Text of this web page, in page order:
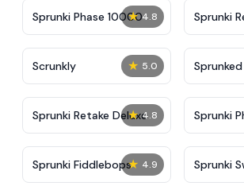
★ 4.8
Sprunki Phase 10000
Sprunki
Update
★ 5.0
Scrunkly
★ 4.8
Sprunki Retake Deluxe Sprunki
★ 4.9
Sprunki Fiddlebops Sprunki